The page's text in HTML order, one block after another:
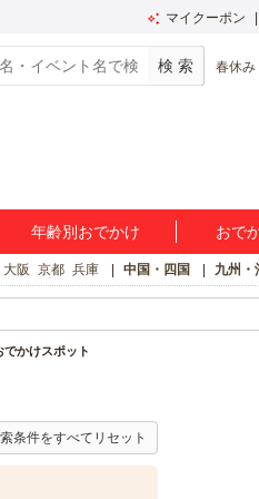
マイクーポン
春休み
年齢別おでかけ おで
大阪 京都 兵庫 中国・四国 九州・
かけスポット
条件をすべてリセット